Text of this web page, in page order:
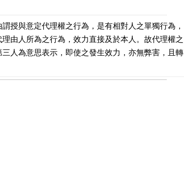
授與意定代理權之行為，是有相對人之單獨行為，
由人所為之行為，效力直接及於本人。故代理權之
人為意思表示，即使之發生效力，亦無弊害，且轉